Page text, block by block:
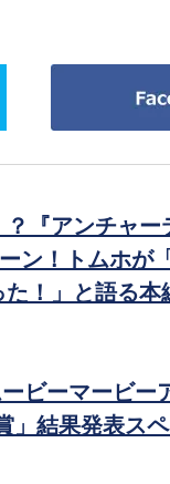
『アンチャー
ン！トムホが
！」と語る本
ービーマービー
」結果発表ス